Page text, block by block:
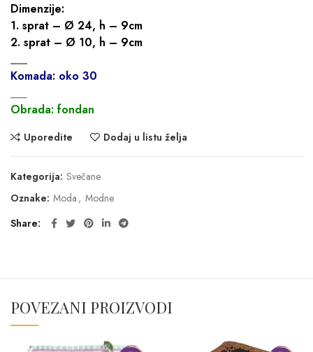
Dimenzije:
1. sprat – Ø 24, h – 9cm
2. sprat – Ø 10, h – 9cm
___
Komada: oko 30
Obrada: fondan
Uporedite Dodaj u listu želja
Kategorija: Svečane
Oznake: Moda , Modne
Share
POVEZANI PROIZVODI